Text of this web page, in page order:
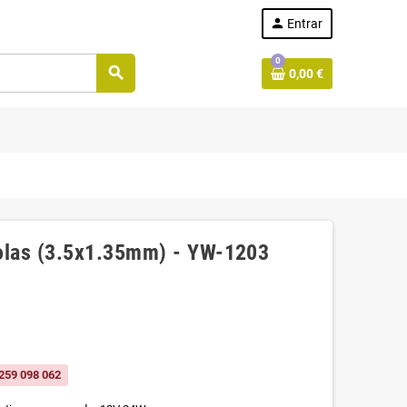
person Entrar
search
0
0,00 €
(3.5x1.35mm) - YW-1203
098 062